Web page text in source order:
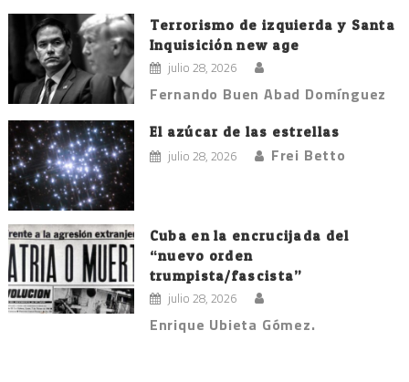
Terrorismo de izquierda y Santa
Inquisición new age
julio 28, 2026
Fernando Buen Abad Domínguez
El azúcar de las estrellas
julio 28, 2026 Frei Betto
Cuba en la encrucijada del
“nuevo orden
trumpista/fascista”
julio 28, 2026
Enrique Ubieta Gómez.